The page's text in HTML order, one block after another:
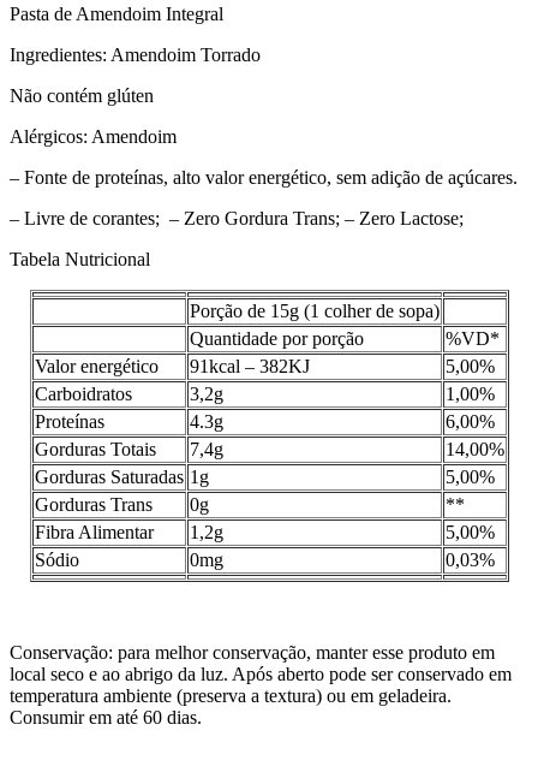
Pasta de Amendoim Integral
Ingredientes: Amendoim Torrado
Não contém glúten
Alérgicos: Amendoim
– Fonte de proteínas, alto valor energético, sem adição de açúcares.
– Livre de corantes; – Zero Gordura Trans; – Zero Lactose;
Tabela Nutricional
Porção de 15g (1 colher de sopa)
Quantidade por porção
%VD*
Valor energético
91kcal – 382KJ
5,00%
Carboidratos
3,2g
1,00%
Proteínas
4.3g
6,00%
Gorduras Totais
7,4g
14,00%
Gorduras Saturadas 1g
5,00%
Gorduras Trans
0g
**
Fibra Alimentar
1,2g
5,00%
Sódio
0mg 0,03%
Conservação: para melhor conservação, manter esse produto em
local seco e ao abrigo da luz. Após aberto pode ser conservado em
temperatura ambiente (preserva a textura) ou em geladeira.
Consumir em até 60 dias.